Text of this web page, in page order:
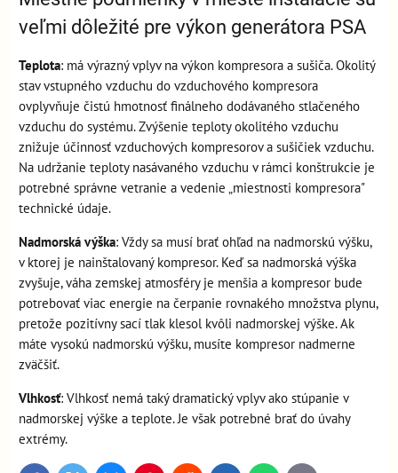
veľmi dôležité pre výkon generátora PSA
Teplota: má výrazný vplyv na výkon kompresora a sušiča. Okolitý
stav vstupného vzduchu do vzduchového kompresora
ovplyvňuje čistú hmotnosť finálneho dodávaného stlačeného
vzduchu do systému. Zvýšenie teploty okolitého vzduchu
znižuje účinnosť vzduchových kompresorov a sušičiek vzduchu.
Na udržanie teploty nasávaného vzduchu v rámci konštrukcie je
potrebné správne vetranie a vedenie „miestnosti kompresora"
technické údaje.
Nadmorská výška: Vždy sa musí brať ohľad na nadmorskú výšku,
v ktorej je nainštalovaný kompresor. Keď sa nadmorská výška
zvyšuje, váha zemskej atmosféry je menšia a kompresor bude
potrebovať viac energie na čerpanie rovnakého množstva plynu,
pretože pozitívny sací tlak klesol kvôli nadmorskej výške. Ak
máte vysokú nadmorskú výšku, musíte kompresor nadmerne
zväčšiť.
Vlhkosť: Vlhkosť nemá taký dramatický vplyv ako stúpanie v
nadmorskej výške a teplote. Je však potrebné brať do úvahy
extrémy.